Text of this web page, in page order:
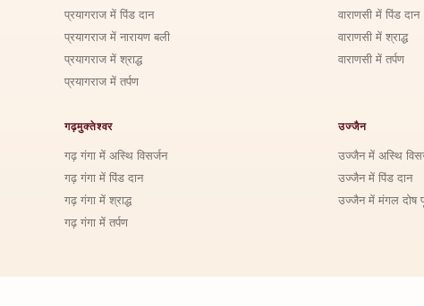
प्रयागराज में पिंड दान
प्रयागराज में नारायण बली
प्रयागराज में श्राद्ध
प्रयागराज में तर्पण
वाराणसी में पिंड दान
वाराणसी में श्राद्ध
वाराणसी में तर्पण
गढ़मुक्तेश्वर
गढ़ गंगा में अस्थि विसर्जन
गढ़ गंगा में पिंड दान
गढ़ गंगा में श्राद्ध
गढ़ गंगा में तर्पण
उज्जैन
उज्जैन में अस्थि
उज्जैन में पिंड दान
उज्जैन में मंगल दोष